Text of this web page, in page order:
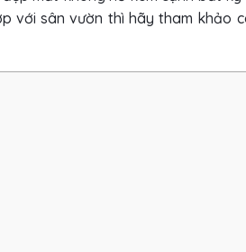
với sân vườn thì hãy tham khảo